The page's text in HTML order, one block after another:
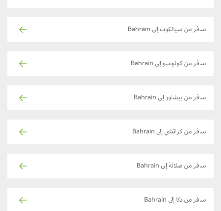
سافر من سيالكوت إلى Bahrain
سافر من كولومبو إلى Bahrain
سافر من بيشاور إلى Bahrain
سافر من كراتشي إلى Bahrain
سافر من صلالة إلى Bahrain
سافر من دكا إلى Bahrain